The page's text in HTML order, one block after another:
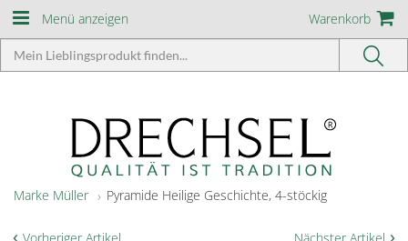
Menü anzeigen Warenkorb
Marke Müller Pyramide Heilige Geschichte, 4-stöckig
›
‹